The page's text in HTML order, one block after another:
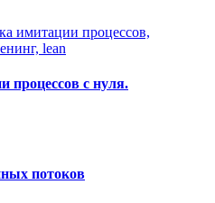
процессов с нуля.
потоков